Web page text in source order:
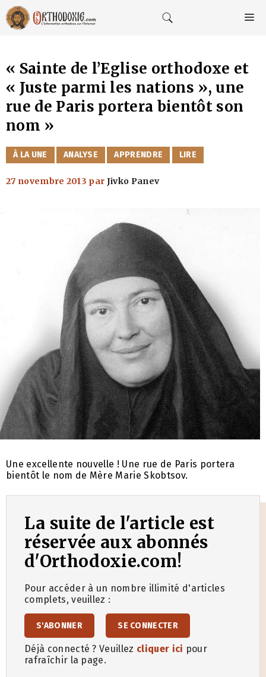
Aller
au
contenu
« Sainte de l’Eglise orthodoxe et
« Juste parmi les nations », une
rue de Paris portera bientôt son
nom »
CATÉGORIES
À LA UNE ANALYSE APPRENDRE LIRE
27 novembre 2013 par Jivko Panev
Une excellente nouvelle ! Une rue de Paris portera
bientôt le nom de Mère Marie Skobtsov.
La suite de l'article est
réservée aux abonnés
d'Orthodoxie.com!
Pour accéder à un nombre illimité d'articles
complets, veuillez :
S'ABONNER SE CONNECTER
Déjà connecté ? Veuillez cliquer ici pour
rafraîchir la page.